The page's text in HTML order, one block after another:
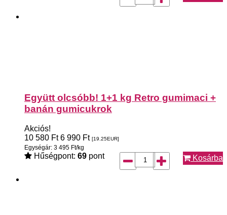
Együtt olcsóbb! 1+1 kg Retro gumimaci +
banán gumicukrok
Akciós!
10 580 Ft 6 990 Ft [19.25EUR]
Egységár: 3 495 Ft/kg
Hűségpont: 69 pont Kosárba